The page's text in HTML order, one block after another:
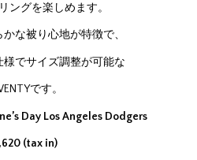
ングを楽しめます。
な被り心地が特徴で、
様でサイズ調整が可能な
です。
Day Los Angeles Dodgers
(tax in)